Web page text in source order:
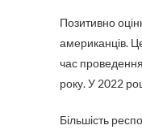
Позитивно
американців.
час
року. У 2022
Більшість